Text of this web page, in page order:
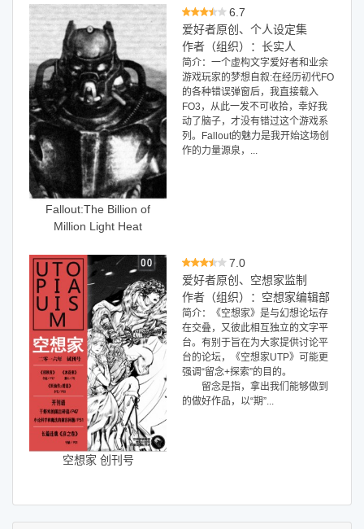
Fallout:The Billion of
Million Light Heat
6.7
爱好者原创、个人设定集
作者（组织）：长实人
简介：一个虚构文字爱好者和业余
游戏玩家的梦想自叙:在经历初代FO
的各种错误弹窗后，我直接载入
FO3，从此一发不可收拾，幸好我
动了脑子，才没有错过这个游戏系
列。Fallout的魅力是我开始这场创
作的力量源泉，...
空想家 创刊号
7.0
爱好者原创、空想家监制
作者（组织）：空想家编辑部
简介：《空想家》是与幻想论坛存
在交叠，又彼此相互独立的文字平
台。有别于旨在为大家提供讨论平
台的论坛，《空想家UTP》可能更
强调“留念+探索”的目的。
留念是指，拿出我们能够做到
的做好作品，以“期”...